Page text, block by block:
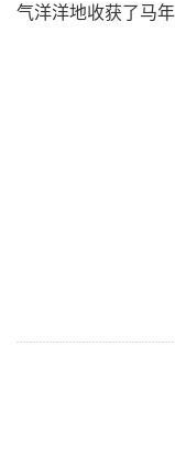
气洋洋地收获了马